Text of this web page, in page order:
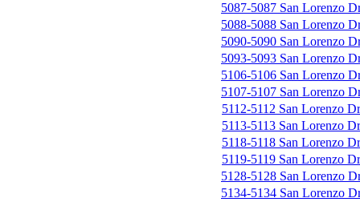
5087-5087 San Lorenzo
5088-5088 San Lorenzo
5090-5090 San Lorenzo
5093-5093 San Lorenzo
5106-5106 San Lorenzo
5107-5107 San Lorenzo
5112-5112 San Lorenzo Dr
5113-5113 San Lorenzo Dr
5118-5118 San Lorenzo Dr
5119-5119 San Lorenzo Dr
5128-5128 San Lorenzo
5134-5134 San Lorenzo